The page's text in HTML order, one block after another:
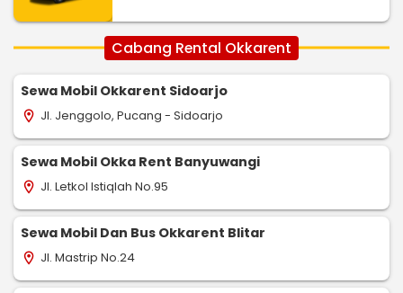
Cabang Rental Okkarent
Sewa Mobil Okkarent Sidoarjo
location_on Jl. Jenggolo, Pucang - Sidoarjo
Sewa Mobil Okka Rent Banyuwangi
location_on Jl. Letkol Istiqlah No.95
Sewa Mobil Dan Bus Okkarent Blitar
location_on Jl. Mastrip No.24